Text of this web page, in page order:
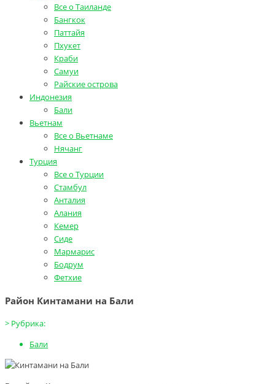
Все о Таиланде
Бангкок
Паттайя
Пхукет
Краби
Самуи
Райские острова
Индонезия
Бали
Вьетнам
Все о Вьетнаме
Нячанг
Турция
Все о Турции
Стамбул
Анталия
Алания
Кемер
Сиде
Мармарис
Бодрум
Фетхие
Район Кинтамани на Бали
> Рубрика:
Бали